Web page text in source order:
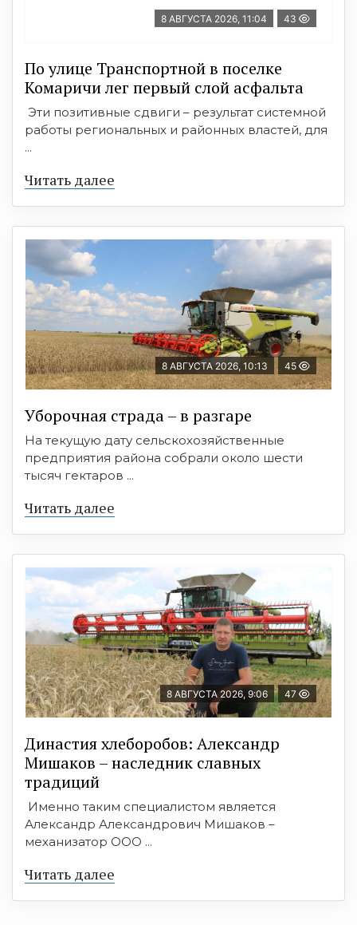
8 АВГУСТА 2026, 11:04 43
По улице Транспортной в поселке
Комаричи лег первый слой асфальта
Эти позитивные сдвиги – результат системной
работы региональных и районных властей, для
...
Читать далее
8 АВГУСТА 2026, 10:13 45
Уборочная страда – в разгаре
На текущую дату сельскохозяйственные
предприятия района собрали около шести
тысяч гектаров ...
Читать далее
8 АВГУСТА 2026, 9:06 47
Династия хлеборобов: Александр
Мишаков – наследник славных
традиций
Именно таким специалистом является
Александр Александрович Мишаков –
механизатор ООО ...
Читать далее